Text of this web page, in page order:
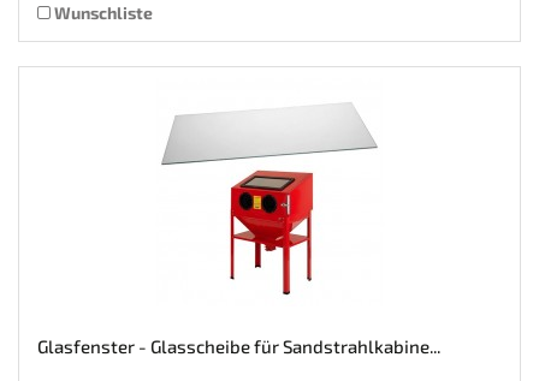
Wunschliste
Glasfenster - Glasscheibe für Sandstrahlkabine...